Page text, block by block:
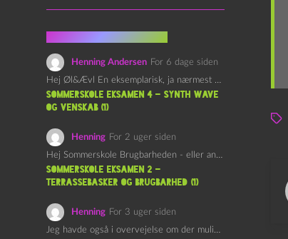
Henning Andersen For 6 dage siden
Hej Øl&Ævl En eksemplarisk, ja nærmest yndefuld, afslutning på SOMMERSKOLEN.…
Sommerskole Eksamen 4 – Synth Wave
og Venskab (1)
Henning For 2 uger siden
Hej Sommerskole Brugbarheden - eller anvendeligheden - af "Øl&Ævl" er…
Sommerskole Eksamen 2 –
Terrassebasker og Brugbarhed (1)
Henning For 3 uger siden
Jeg havde også i overvejelse om der muligvis kunne være…